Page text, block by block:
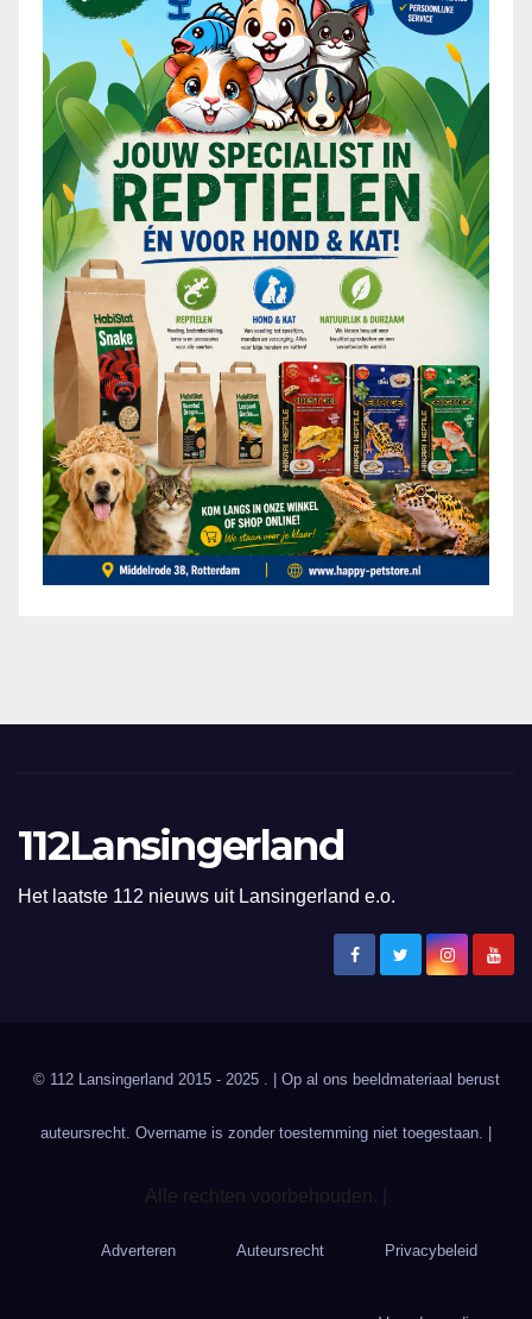
112Lansingerland
Het laatste 112 nieuws uit Lansingerland e.o.
© 112 Lansingerland 2015 - 2025 . | Op al ons beeldmateriaal berust
auteursrecht. Overname is zonder toestemming niet toegestaan. |
Alle rechten voorbehouden. |
Adverteren Auteursrecht Privacybeleid